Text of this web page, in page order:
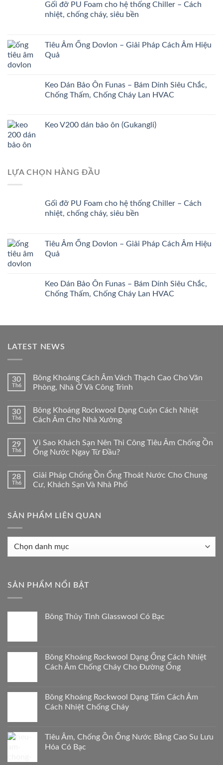
Gối đỡ PU Foam cho hệ thống Chiller – Cách
nhiệt, chống cháy, siêu bền
Tiêu Âm Ống Dovlon – Giải Pháp Cách Âm Hiệu
Quả
Keo Dán Bảo Ôn Funas – Bám Dính Siêu Chắc,
Chống Thấm, Chống Cháy Lan HVAC
Keo V200 dán bảo ôn (Gukangli)
LỰA CHỌN HÀNG ĐẦU
Gối đỡ PU Foam cho hệ thống Chiller – Cách
nhiệt, chống cháy, siêu bền
Tiêu Âm Ống Dovlon – Giải Pháp Cách Âm Hiệu
Quả
Keo Dán Bảo Ôn Funas – Bám Dính Siêu Chắc,
Chống Thấm, Chống Cháy Lan HVAC
LATEST NEWS
30
Th6
Bông Khoáng Cách Âm Vách Thạch Cao Cho Văn
Phòng, Nhà Ở Và Công Trình
30
Th6
Bông Khoáng Rockwool Dạng Cuộn Cách Nhiệt
Cách Âm Cho Nhà Xưởng
29
Th6
Vì Sao Khách Sạn Nên Thi Công Tiêu Âm Chống Ồn
Ống Nước Ngay Từ Đầu?
28
Th6
Giải Pháp Chống Ồn Ống Thoát Nước Cho Chung
Cư, Khách Sạn Và Nhà Phố
SẢN PHẨM LIÊN QUAN
Sản
SẢN PHẨM NỔI BẬT
Bông Thủy Tinh Glasswool Có Bạc
Bông Khoáng Rockwool Dạng Ống Cách Nhiệt
Cách Âm Chống Cháy Cho Đường Ống
Bông Khoáng Rockwool Dạng Tấm Cách Âm
Cách Nhiệt Chống Cháy
Tiêu Âm, Chống Ồn Ống Nước Bằng Cao Su Lưu
Hóa Có Bạc